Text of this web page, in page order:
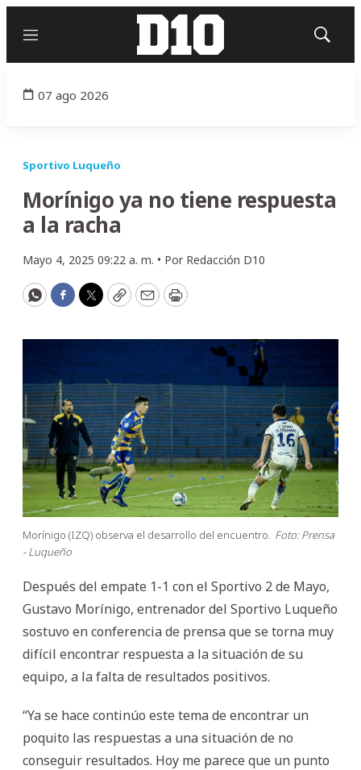
Menú
Mostrar
07 ago 2026
Sportivo Luqueño
Morínigo ya no tiene respuesta
a la racha
Mayo 4, 2025 09:22 a. m. • Por Redacción D10
WhatsApp
Facebook
Twitter
CopyEmailPrint
Morínigo (IZQ) observa el desarrollo del encuentro. Foto: Prensa
- Luqueño
Después del empate 1-1 con el Sportivo 2 de Mayo,
Gustavo Morínigo, entrenador del Sportivo Luqueño
sostuvo en conferencia de prensa que se torna muy
difícil encontrar respuesta a la situación de su
equipo, a la falta de resultados positivos.
“Ya se hace continúo este tema de encontrar un
poquito las respuestas a una situación de no
conseguir resultados. Hoy me parece que un punto